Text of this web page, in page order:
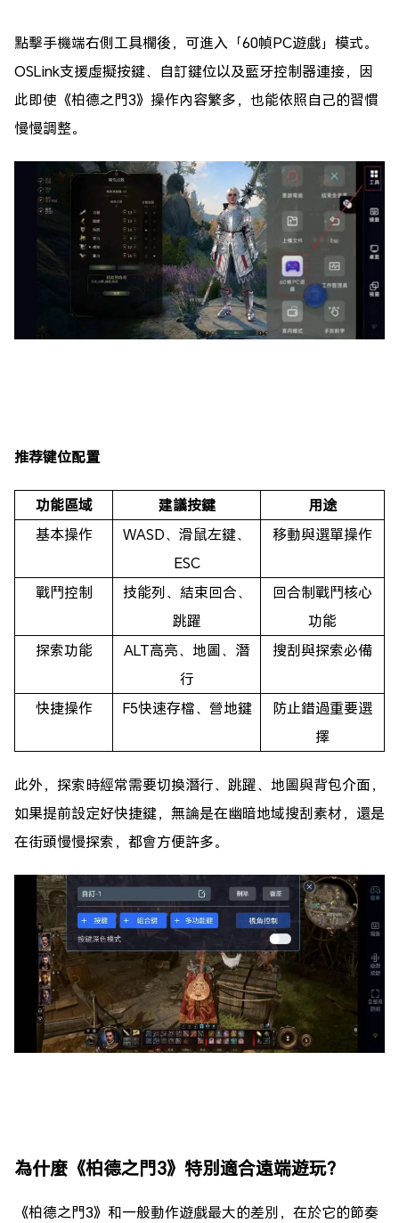
點擊手機端右側工具欄後，可進入「60幀PC遊戲」模式。
OSLink支援虛擬按鍵、自訂鍵位以及藍牙控制器連接，因
此即使《柏德之門3》操作內容繁多，也能依照自己的習慣
慢慢調整。
推荐键位配置
功能區域 建議按鍵
用途
基本操作
WASD、滑鼠左鍵、
ESC
移動與選單操作
戰鬥控制
技能列、結束回合、
跳躍
回合制戰鬥核心
功能
探索功能
ALT高亮、地圖、潛
行
搜刮與探索必備
快捷操作 F5快速存檔、營地鍵
防止錯過重要選
擇
此外，探索時經常需要切換潛行、跳躍、地圖與背包介面，
如果提前設定好快捷鍵，無論是在幽暗地域搜刮素材，還是
在街頭慢慢探索，都會方便許多。
為什麼《柏德之門3》特別適合遠端遊玩？
《柏德之門3》和一般動作遊戲最大的差別，在於它的節奏